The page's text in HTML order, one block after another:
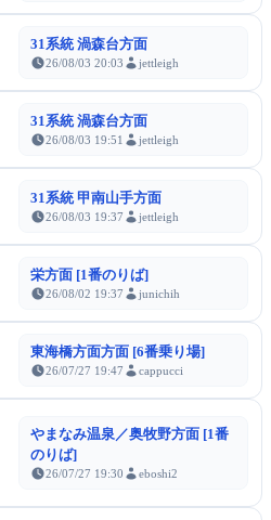
31系統 渦森台方面
26/08/03 20:03 jettleigh
31系統 渦森台方面
26/08/03 19:51 jettleigh
31系統 甲南山手方面
26/08/03 19:37 jettleigh
栄方面 [1番のりば]
26/08/02 19:37 junichih
東海橋方面方面 [6番乗り場]
26/07/27 19:47 cappucci
やまなみ温泉／奥牧野方面 [1番
のりば]
26/07/27 19:30 eboshi2